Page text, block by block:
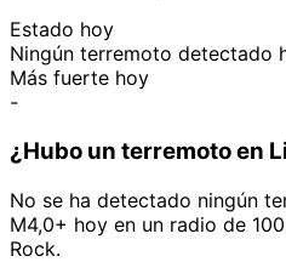
Estado hoy
Ningún terremoto detectado
Más fuerte hoy
-
¿Hubo un terremoto en
No se ha detectado ningún
M4,0+ hoy en un radio de
Rock.